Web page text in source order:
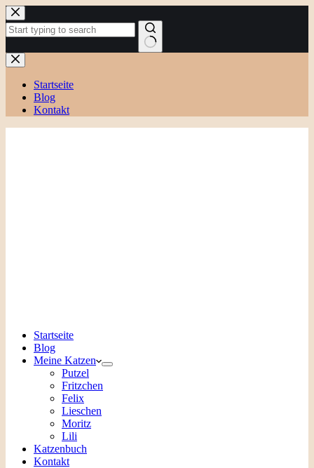
Zum
Inhalt
springen
Keine
Ergebnisse
Startseite
Blog
Kontakt
Startseite
Blog
Meine Katzen
Putzel
Fritzchen
Felix
Lieschen
Moritz
Lili
Katzenbuch
Kontakt